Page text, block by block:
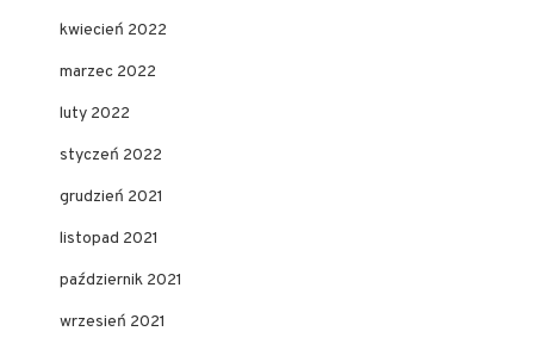
kwiecień 2022
marzec 2022
luty 2022
styczeń 2022
grudzień 2021
listopad 2021
październik 2021
wrzesień 2021